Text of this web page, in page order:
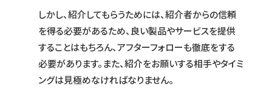
しかし、紹介してもらうためには、紹介者からの信頼
を得る必要があるため、良い製品やサービスを提供
することはもちろん、アフターフォローも徹底をする
必要があります。また、紹介をお願いする相手やタイミ
ングは見極めなければなりません。